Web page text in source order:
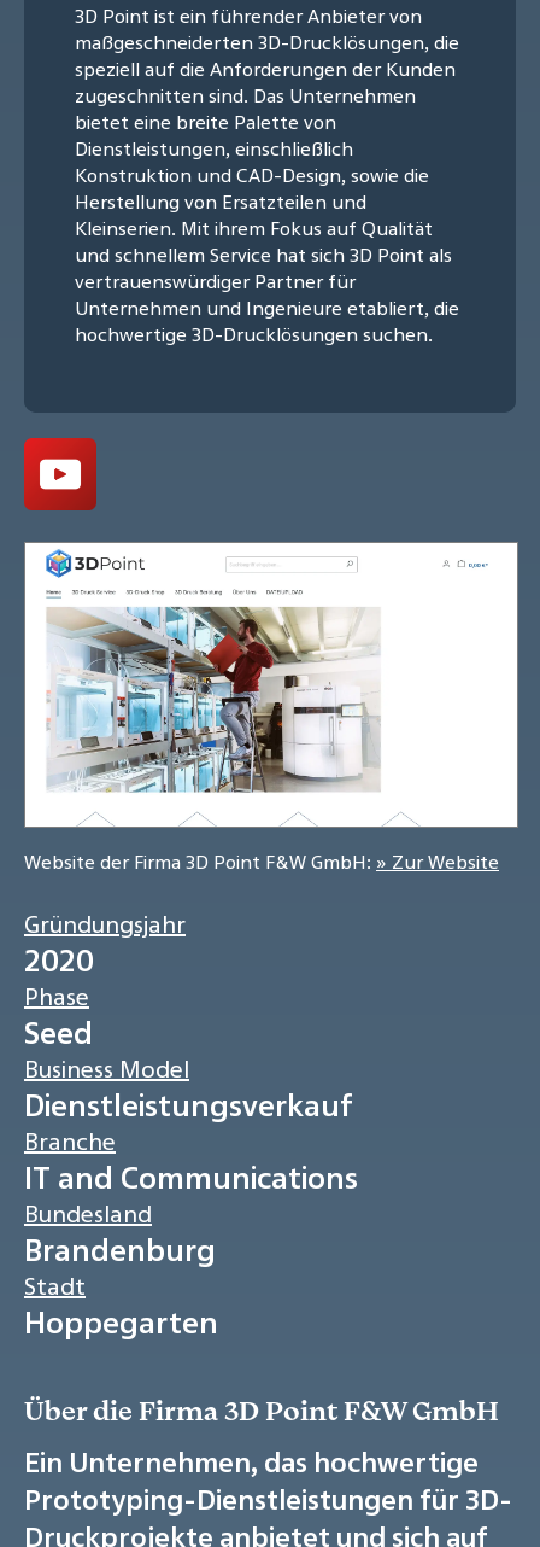
3D Point ist ein führender Anbieter von
maßgeschneiderten 3D-Drucklösungen, die
speziell auf die Anforderungen der Kunden
zugeschnitten sind. Das Unternehmen
bietet eine breite Palette von
Dienstleistungen, einschließlich
Konstruktion und CAD-Design, sowie die
Herstellung von Ersatzteilen und
Kleinserien. Mit ihrem Fokus auf Qualität
und schnellem Service hat sich 3D Point als
vertrauenswürdiger Partner für
Unternehmen und Ingenieure etabliert, die
hochwertige 3D-Drucklösungen suchen.
Website der Firma 3D Point F&W GmbH: » Zur Website
Gründungsjahr
2020
Phase
Seed
Business Model
Dienstleistungsverkauf
Branche
IT and Communications
Bundesland
Brandenburg
Stadt
Hoppegarten
Über die Firma 3D Point F&W GmbH
Ein Unternehmen, das hochwertige
Prototyping-Dienstleistungen für 3D-
Druckprojekte anbietet und sich auf